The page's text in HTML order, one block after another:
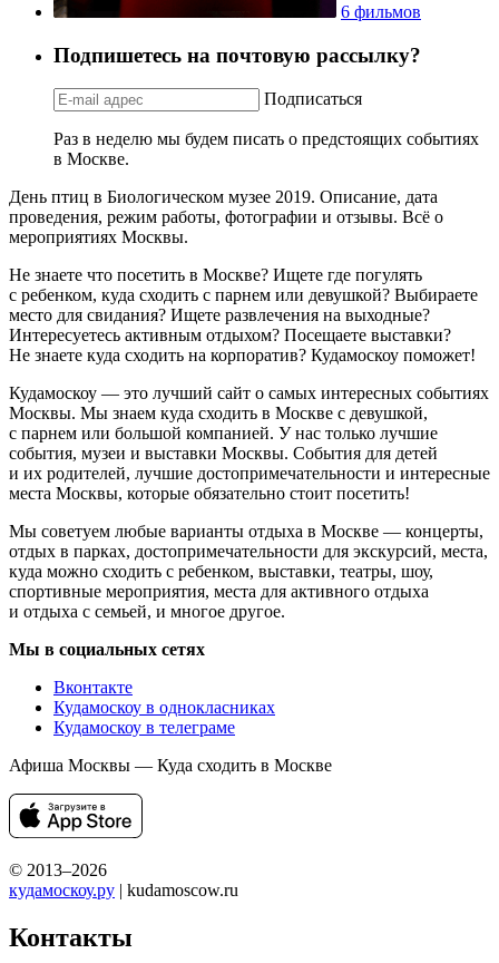
6 фильмов
Подпишетесь на почтовую рассылку?
Подписаться
Раз в неделю мы будем писать о предстоящих событиях
в Москве.
День птиц в Биологическом музее 2019. Описание, дата
проведения, режим работы, фотографии и отзывы. Всё о
мероприятиях Москвы.
Не знаете что посетить в Москве? Ищете где погулять
с ребенком, куда сходить с парнем или девушкой? Выбираете
место для свидания? Ищете развлечения на выходные?
Интересуетесь активным отдыхом? Посещаете выставки?
Не знаете куда сходить на корпоратив? Кудамоскоу поможет!
Кудамоскоу — это лучший сайт о самых интересных событиях
Москвы. Мы знаем куда сходить в Москве с девушкой,
с парнем или большой компанией. У нас только лучшие
события, музеи и выставки Москвы. События для детей
и их родителей, лучшие достопримечательности и интересные
места Москвы, которые обязательно стоит посетить!
Мы советуем любые варианты отдыха в Москве — концерты,
отдых в парках, достопримечательности для экскурсий, места,
куда можно сходить с ребенком, выставки, театры, шоу,
спортивные мероприятия, места для активного отдыха
и отдыха с семьей, и многое другое.
Мы в социальных сетях
Вконтакте
Кудамоскоу в однокласниках
Кудамоскоу в телеграме
Афиша Москвы — Куда сходить в Москве
© 2013–2026
кудамоскоу.ру | kudamoscow.ru
Контакты